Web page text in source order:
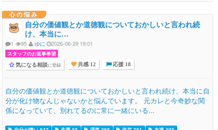
心の悩み
自分の価値観とか道徳観についておかしいと言われ続
け、本当に…
1 95 ゆに 2026-06-29 19:01
スタッフのお返事希望
気になる相談に登録 共感 12 応援 18
自分の価値観とか道徳観についておかしいと言われ続け、本当に自
分が化け物なんじゃないかと悩んでいます。 元カレと今奇妙な関
係になっていて、別れてるのに常に一緒にいる...